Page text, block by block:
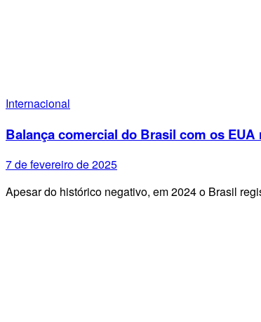
Internacional
Balança comercial do Brasil com os
7 de fevereiro de 2025
Apesar do histórico negativo, em 2024 o Brasil